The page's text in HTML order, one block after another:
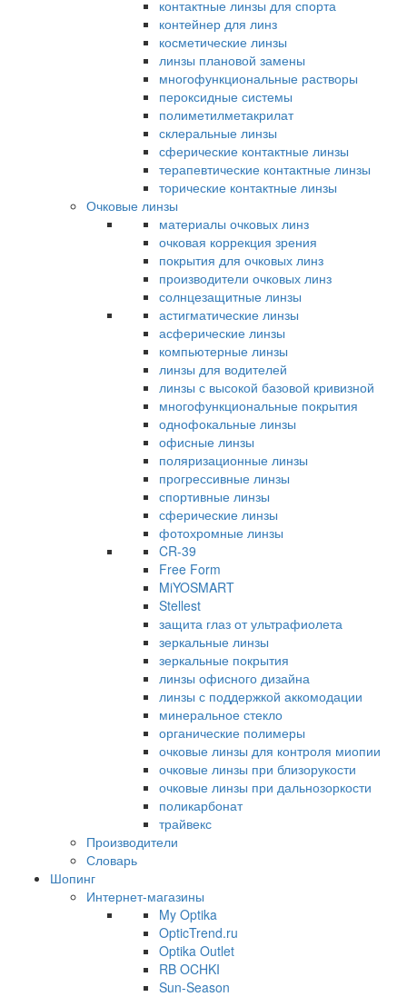
контактные линзы для спорта
контейнер для линз
косметические линзы
линзы плановой замены
многофункциональные растворы
пероксидные системы
полиметилметакрилат
склеральные линзы
сферические контактные линзы
терапевтические контактные линзы
торические контактные линзы
Очковые линзы
материалы очковых линз
очковая коррекция зрения
покрытия для очковых линз
производители очковых линз
солнцезащитные линзы
астигматические линзы
асферические линзы
компьютерные линзы
линзы для водителей
линзы с высокой базовой кривизной
многофункциональные покрытия
однофокальные линзы
офисные линзы
поляризационные линзы
прогрессивные линзы
спортивные линзы
сферические линзы
фотохромные линзы
CR-39
Free Form
MiYOSMART
Stellest
защита глаз от ультрафиолета
зеркальные линзы
зеркальные покрытия
линзы офисного дизайна
линзы с поддержкой аккомодации
минеральное стекло
органические полимеры
очковые линзы для контроля миопии
очковые линзы при близорукости
очковые линзы при дальнозоркости
поликарбонат
трайвекс
Производители
Словарь
Шопинг
Интернет-магазины
My Optika
OpticTrend.ru
Optika Outlet
RB OCHKI
Sun-Season